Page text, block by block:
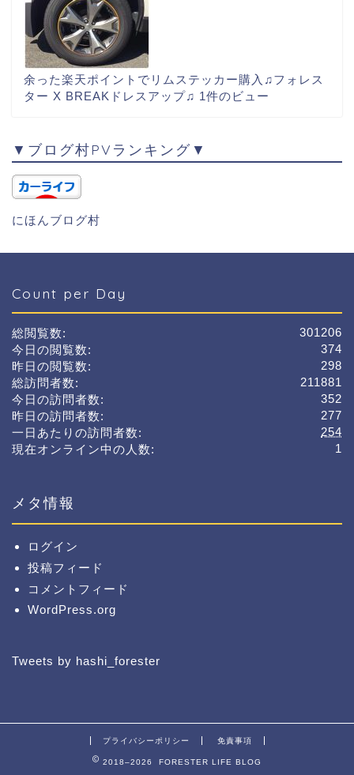
余った楽天ポイントでリムステッカー購入♫フォレス
ター X BREAKドレスアップ♫ 1件のビュー
▼ブログ村PVランキング▼
にほんブログ村
Count per Day
301206
総閲覧数:
374
今日の閲覧数:
298
昨日の閲覧数:
211881
総訪問者数:
352
今日の訪問者数:
277
昨日の訪問者数:
254
一日あたりの訪問者数:
1
現在オンライン中の人数:
メタ情報
ログイン
投稿フィード
コメントフィード
WordPress.org
Tweets by hashi_forester
プライバシーポリシー 免責事項
2018–2026 FORESTER LIFE BLOG